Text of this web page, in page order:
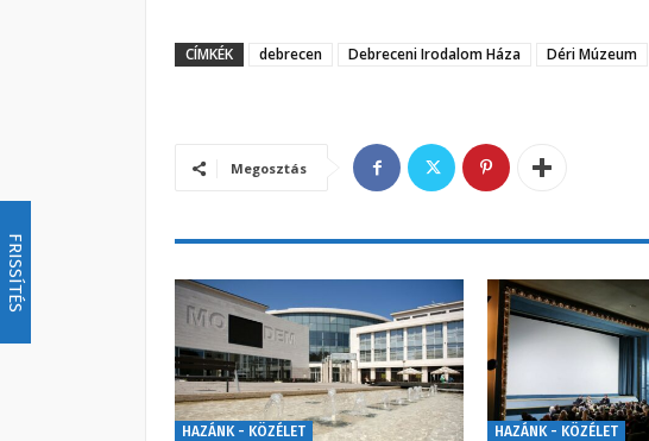
FRISSÍTÉS
CÍMKÉK debrecen Debreceni Irodalom Háza Déri Múzeum
Megosztás
HAZÁNK - KÖZÉLET HAZÁNK - KÖZÉLET